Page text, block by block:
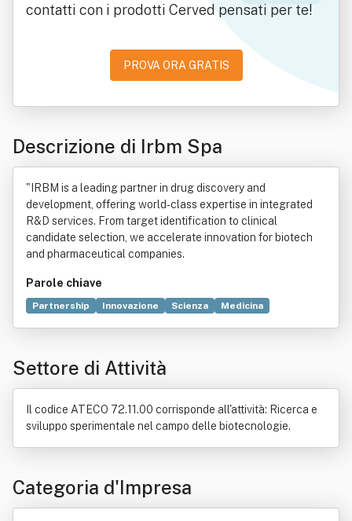
contatti con i prodotti Cerved pensati per te!
PROVA ORA GRATIS
Descrizione di Irbm Spa
"IRBM is a leading partner in drug discovery and
development, offering world-class expertise in integrated
R&D services. From target identification to clinical
candidate selection, we accelerate innovation for biotech
and pharmaceutical companies.
Parole chiave
Partnership Innovazione Scienza
Medicina
Offerta pubblica iniziale
Industria farmaceutica
Parco tecnologico
Profitto Tecnologia Università
Settore di Attività
Il codice ATECO 72.11.00 corrisponde all'attività: Ricerca e
sviluppo sperimentale nel campo delle biotecnologie.
Categoria d'Impresa